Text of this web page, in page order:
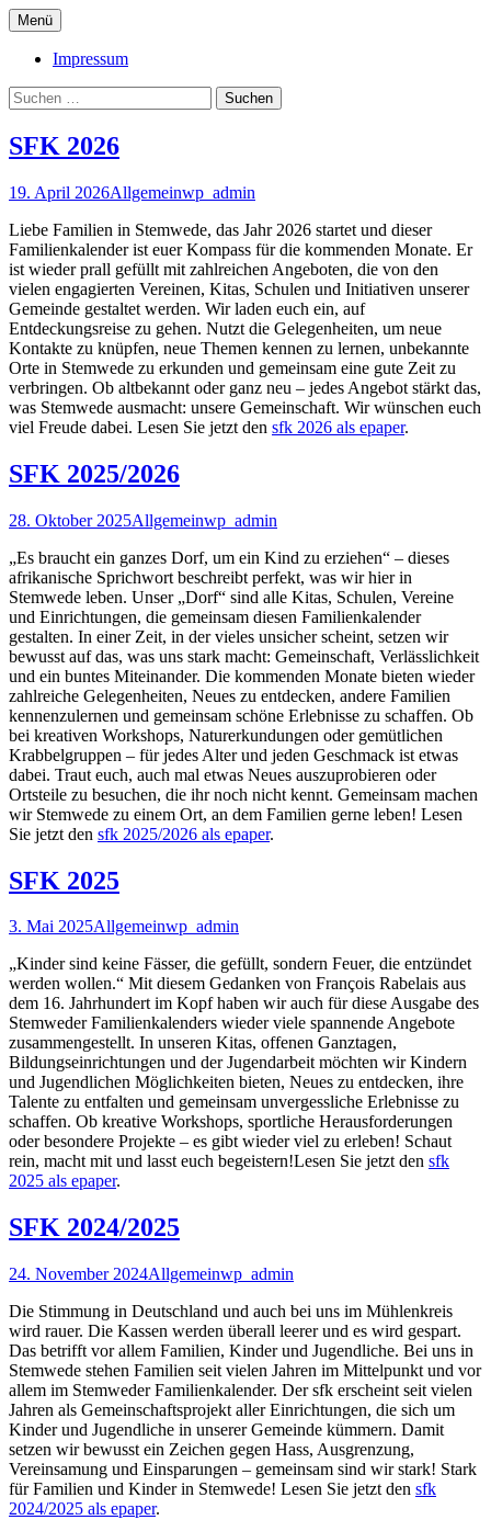
Zum
Inhalt
springen
sfk – der Stemweder
Familienkalender
Menü
Impressum
Suchen
nach:
SFK 2026
19. April 2026Allgemeinwp_admin
Liebe Familien in Stemwede, das Jahr 2026 startet und dieser
Familienkalender ist euer Kompass für die kommenden Monate. Er
ist wieder prall gefüllt mit zahlreichen Angeboten, die von den
vielen engagierten Vereinen, Kitas, Schulen und Initiativen unserer
Gemeinde gestaltet werden. Wir laden euch ein, auf
Entdeckungsreise zu gehen. Nutzt die Gelegenheiten, um neue
Kontakte zu knüpfen, neue Themen kennen zu lernen, unbekannte
Orte in Stemwede zu erkunden und gemeinsam eine gute Zeit zu
verbringen. Ob altbekannt oder ganz neu – jedes Angebot stärkt das,
was Stemwede ausmacht: unsere Gemeinschaft. Wir wünschen euch
viel Freude dabei. Lesen Sie jetzt den sfk 2026 als epaper.
SFK 2025/2026
28. Oktober 2025Allgemeinwp_admin
„Es braucht ein ganzes Dorf, um ein Kind zu erziehen“ – dieses
afrikanische Sprichwort beschreibt perfekt, was wir hier in
Stemwede leben. Unser „Dorf“ sind alle Kitas, Schulen, Vereine
und Einrichtungen, die gemeinsam diesen Familienkalender
gestalten. In einer Zeit, in der vieles unsicher scheint, setzen wir
bewusst auf das, was uns stark macht: Gemeinschaft, Verlässlichkeit
und ein buntes Miteinander. Die kommenden Monate bieten wieder
zahlreiche Gelegenheiten, Neues zu entdecken, andere Familien
kennenzulernen und gemeinsam schöne Erlebnisse zu schaffen. Ob
bei kreativen Workshops, Naturerkundungen oder gemütlichen
Krabbelgruppen – für jedes Alter und jeden Geschmack ist etwas
dabei. Traut euch, auch mal etwas Neues auszuprobieren oder
Ortsteile zu besuchen, die ihr noch nicht kennt. Gemeinsam machen
wir Stemwede zu einem Ort, an dem Familien gerne leben! Lesen
Sie jetzt den sfk 2025/2026 als epaper.
SFK 2025
3. Mai 2025Allgemeinwp_admin
„Kinder sind keine Fässer, die gefüllt, sondern Feuer, die entzündet
werden wollen.“ Mit diesem Gedanken von François Rabelais aus
dem 16. Jahrhundert im Kopf haben wir auch für diese Ausgabe des
Stemweder Familienkalenders wieder viele spannende Angebote
zusammengestellt. In unseren Kitas, offenen Ganztagen,
Bildungseinrichtungen und der Jugendarbeit möchten wir Kindern
und Jugendlichen Möglichkeiten bieten, Neues zu entdecken, ihre
Talente zu entfalten und gemeinsam unvergessliche Erlebnisse zu
schaffen. Ob kreative Workshops, sportliche Herausforderungen
oder besondere Projekte – es gibt wieder viel zu erleben! Schaut
rein, macht mit und lasst euch begeistern!Lesen Sie jetzt den sfk
2025 als epaper.
SFK 2024/2025
24. November 2024Allgemeinwp_admin
Die Stimmung in Deutschland und auch bei uns im Mühlenkreis
wird rauer. Die Kassen werden überall leerer und es wird gespart.
Das betrifft vor allem Familien, Kinder und Jugendliche. Bei uns in
Stemwede stehen Familien seit vielen Jahren im Mittelpunkt und vor
allem im Stemweder Familienkalender. Der sfk erscheint seit vielen
Jahren als Gemeinschaftsprojekt aller Einrichtungen, die sich um
Kinder und Jugendliche in unserer Gemeinde kümmern. Damit
setzen wir bewusst ein Zeichen gegen Hass, Ausgrenzung,
Vereinsamung und Einsparungen – gemeinsam sind wir stark! Stark
für Familien und Kinder in Stemwede! Lesen Sie jetzt den sfk
2024/2025 als epaper.